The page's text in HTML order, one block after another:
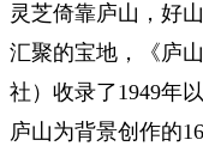
灵芝倚靠庐山，好
汇聚的宝地，《庐
社）收录了1949年
庐山为背景创作的